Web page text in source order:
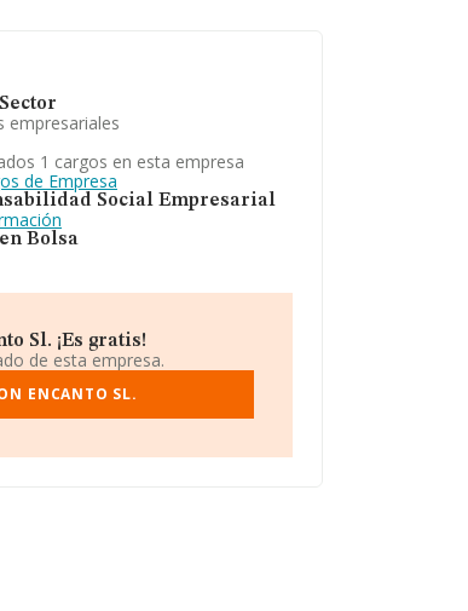
empresariales
1 cargos en esta empresa
de Empresa
Social Empresarial
Bolsa
Sl. ¡Es gratis!
de esta empresa.
ENCANTO SL.